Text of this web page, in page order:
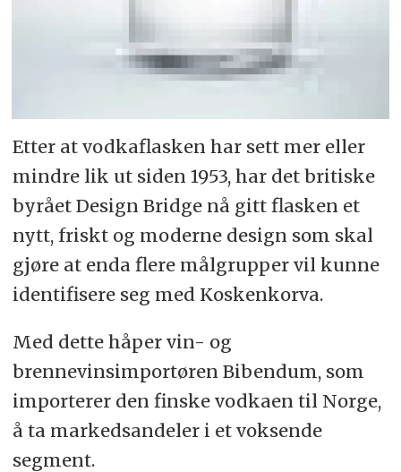
Etter at vodkaflasken har sett mer eller
mindre lik ut siden 1953, har det britiske
byrået Design Bridge nå gitt flasken et
nytt, friskt og moderne design som skal
gjøre at enda flere målgrupper vil kunne
identifisere seg med Koskenkorva.
Med dette håper vin- og
brennevinsimportøren Bibendum, som
importerer den finske vodkaen til Norge,
å ta markedsandeler i et voksende
segment.